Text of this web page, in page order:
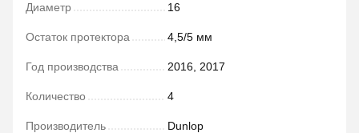
Диаметр 16
Остаток протектора 4,5/5 мм
Год производства 2016, 2017
Количество 4
Производитель Dunlop